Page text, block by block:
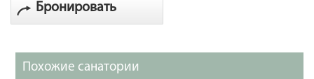
Бронировать
Похожие санатории